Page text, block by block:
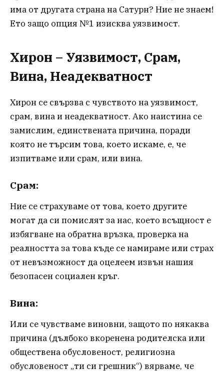
има от другата страна на Сатурн? Ние не знаем!
Ето защо опция №1 изисква уязвимост.
Хирон – Уязвимост, Срам,
Вина, Неадекватност
Хирон се свързва с чувството на уязвимост,
срам, вина и неадекватност. Ако наистина се
замислим, единствената причина, поради
която не търсим това, което искаме, е, че
изпитваме или срам, или вина.
Срам:
Ние се страхуваме от това, което другите
могат да си помислят за нас, което всъщност е
избягване на обратна връзка, проверка на
реалността за това къде се намираме или страх
от невъзможност да оцелеем извън нашия
безопасен социален кръг.
Вина:
Или се чувстваме виновни, защото по някаква
причина (дълбоко вкоренена родителска или
обществена обусловеност, религиозна
обусловеност „ти си грешник“) вярваме, че